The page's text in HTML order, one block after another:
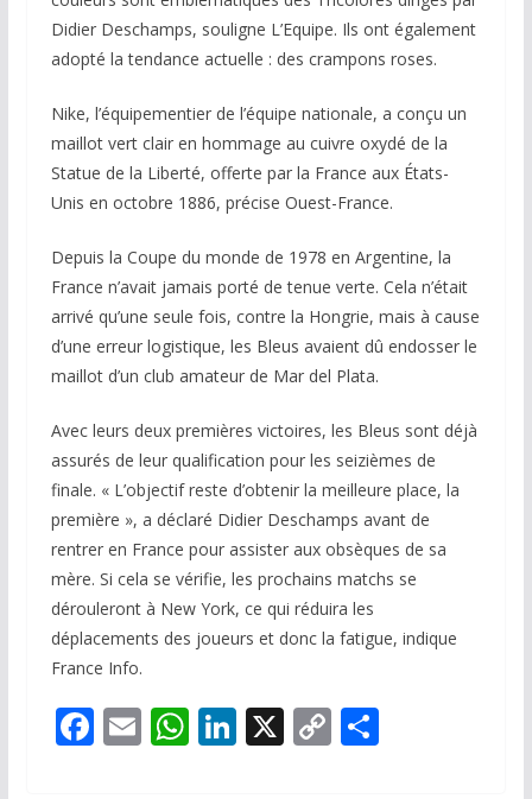
Didier Deschamps, souligne L’Equipe. Ils ont également
adopté la tendance actuelle : des crampons roses.
Nike, l’équipementier de l’équipe nationale, a conçu un
maillot vert clair en hommage au cuivre oxydé de la
Statue de la Liberté, offerte par la France aux États-
Unis en octobre 1886, précise Ouest-France.
Depuis la Coupe du monde de 1978 en Argentine, la
France n’avait jamais porté de tenue verte. Cela n’était
arrivé qu’une seule fois, contre la Hongrie, mais à cause
d’une erreur logistique, les Bleus avaient dû endosser le
maillot d’un club amateur de Mar del Plata.
Avec leurs deux premières victoires, les Bleus sont déjà
assurés de leur qualification pour les seizièmes de
finale. « L’objectif reste d’obtenir la meilleure place, la
première », a déclaré Didier Deschamps avant de
rentrer en France pour assister aux obsèques de sa
mère. Si cela se vérifie, les prochains matchs se
dérouleront à New York, ce qui réduira les
déplacements des joueurs et donc la fatigue, indique
France Info.
F E W Li X C P